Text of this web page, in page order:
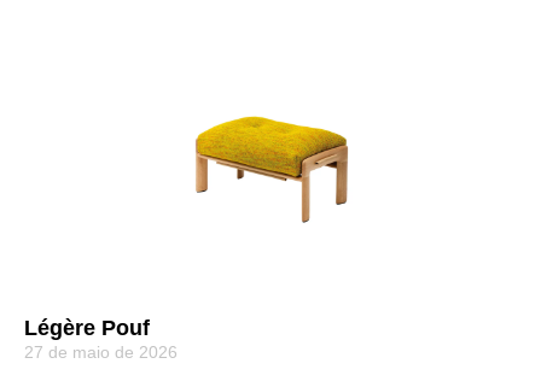
Légère Pouf
27 de maio de 2026